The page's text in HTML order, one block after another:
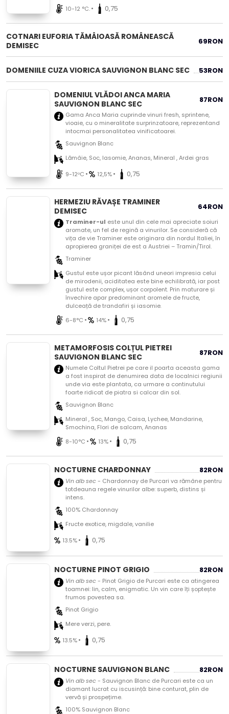
10-12 °C.• 0,75
COTNARI EUFORIA TĂMÂIOASĂ ROMÂNEASCĂ
DEMISEC
69RON
DOMENIILE CUZA VIORICA SAUVIGNON BLANC SEC 53RON
DOMENIUL VLĂDOI ANCA MARIA
SAUVIGNON BLANC SEC
87RON
Gama Anca Maria cuprinde vinuri fresh, sprintene,
vioaie, cu o mineralitate surprinzatoare, reprezentand
intocmai personalitatea vinificatoarei.
Sauvignon Blanc
Lămâie, Soc, Iasomie, Ananas, Mineral , Ardei gras
9-12ᵒC • 12,5%• 0,75
HERMEZIU RĂVAȘE TRAMINER
DEMISEC
64RON
Traminer-ul este unul din cele mai apreciate soiuri
aromate, un fel de regină a vinurilor. Se consideră că
vița de vie Traminer este originara din nordul Italiei, în
apropierea graniței de est a Austriei – Tramin/Tirol.
Traminer
Gustul este ușor picant lăsând uneori impresia celui
de mirodenii, aciditatea este bine echilibrată, iar post
gustul este complex, ușor corpolent. Prin maturare și
învechire apar predominant aromele de fructe,
dulceață de trandafiri și iasomie.
6-8°C • 14%• 0,75
METAMORFOSIS COLȚUL PIETREI
SAUVIGNON BLANC SEC
87RON
Numele Coltul Pietrei pe care il poarta aceasta gama
a fost inspirat de denumirea data de localnici regiunii
unde via este plantata, ca urmare a continutului
foarte ridicat de piatra si calcar din sol.
Sauvignon Blanc
Mineral , Soc, Mango, Caisa, Lychee, Mandarine,
Smochina, Flori de salcam, Ananas
8-10°C • 13%• 0,75
NOCTURNE CHARDONNAY 82RON
Vin alb sec- Chardonnay de Purcari va rămâne pentru
totdeauna regele vinurilor albe: superb, distins și
intens.
100% Chardonnay
Fructe exotice, migdale, vanilie
13.5%• 0,75
NOCTURNE PINOT GRIGIO 82RON
Vin alb sec- Pinot Grigio de Purcari este ca atingerea
toamnei: lin, calm, enigmatic. Un vin care îți șoptește
frumos povestea sa.
Pinot Grigio
Mere verzi, pere.
13.5%• 0,75
NOCTURNE SAUVIGNON BLANC 82RON
Vin alb sec- Sauvignon Blanc de Purcari este ca un
diamant lucrat cu iscusință: bine conturat, plin de
vervă și prospețime.
100% Sauvignon Blanc